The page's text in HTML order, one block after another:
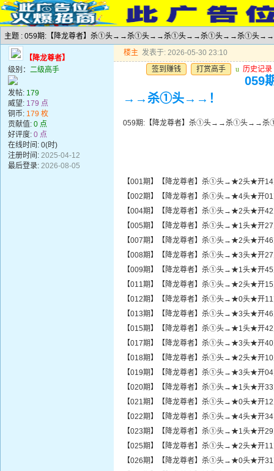
主题 : 059期:【降龙尊者】杀①头→→杀①头→→杀①头→→杀①头→→杀①头→→
【降龙尊者】
级别： 二级高手
发帖: 179
威望: 179 点
铜币: 179 枚
贡献值: 0 点
好评度: 0 点
在线时间: 0(时)
注册时间: 2025-04-12
最后登录: 2026-08-05
楼主 发表于: 2026-05-30 23:10
签到赚钱
打赏高手 u 历史记录
059
→→杀①头→→！
059期:【降龙尊者】杀①头→→杀①头
【001期】【降龙尊者】杀①头→★2头★开
【002期】【降龙尊者】杀①头→★4头★开
【004期】【降龙尊者】杀①头→★2头★开
【005期】【降龙尊者】杀①头→★1头★开
【007期】【降龙尊者】杀①头→★2头★开
【008期】【降龙尊者】杀①头→★3头★开
【009期】【降龙尊者】杀①头→★1头★开
【011期】【降龙尊者】杀①头→★2头★开
【012期】【降龙尊者】杀①头→★0头★开
【013期】【降龙尊者】杀①头→★3头★开
【015期】【降龙尊者】杀①头→★1头★开
【017期】【降龙尊者】杀①头→★3头★开
【018期】【降龙尊者】杀①头→★2头★开
【019期】【降龙尊者】杀①头→★3头★开
【020期】【降龙尊者】杀①头→★1头★开
【021期】【降龙尊者】杀①头→★0头★开
【022期】【降龙尊者】杀①头→★4头★开
【023期】【降龙尊者】杀①头→★1头★开
【025期】【降龙尊者】杀①头→★2头★开
【026期】【降龙尊者】杀①头→★0头★开